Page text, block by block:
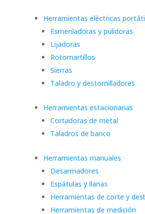
Herramientas eléctricas
Esmeriladoras y pulidoras
Lijadoras
Rotomartillos
Sierras
Taladro y destornilladores
Herramientas estacionarias
Cortadoras de metal
Taladros de banco
Herramientas manuales
Desarmadores
Espátulas y llanas
Herramientas de corte y
Herramientas de medición